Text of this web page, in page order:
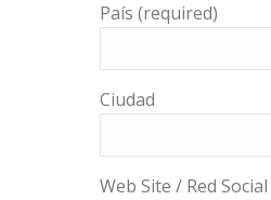
País (required)
Ciudad
Web Site / Red Social